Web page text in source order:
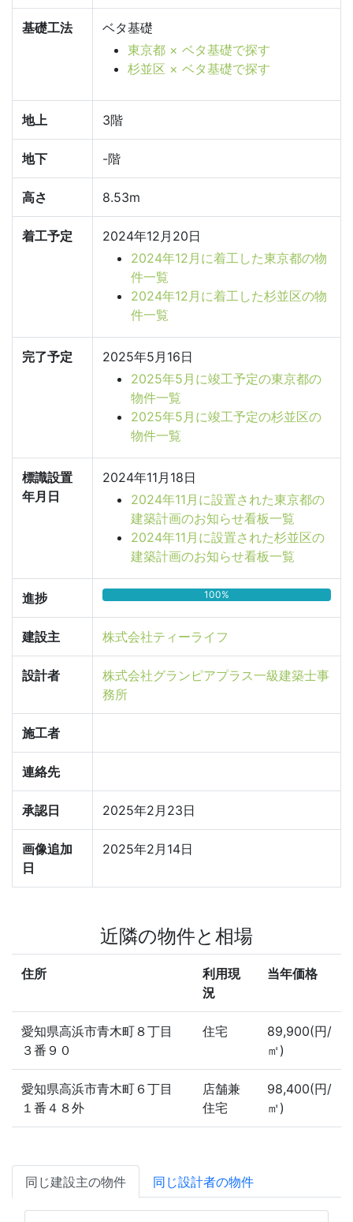
基礎工法
ベタ基礎
東京都 × ベタ基礎で探す
杉並区 × ベタ基礎で探す
地上 3階
地下 -階
高さ 8.53m
着工予定
2024年12月20日
2024年12月に着工した東京都の物
件一覧
2024年12月に着工した杉並区の物
件一覧
完了予定
2025年5月16日
2025年5月に竣工予定の東京都の
物件一覧
2025年5月に竣工予定の杉並区の
物件一覧
標識設置
年月日
2024年11月18日
2024年11月に設置された東京都の
建築計画のお知らせ看板一覧
2024年11月に設置された杉並区の
建築計画のお知らせ看板一覧
進捗 100%
建設主 株式会社ティーライフ
設計者
株式会社グランピアプラス一級建築士事
務所
施工者
連絡先
承認日 2025年2月23日
画像追加
日
2025年2月14日
近隣の物件と相場
住所
利用現
況
当年価格
愛知県高浜市青木町８丁目
３番９０
住宅
89,900(円/
㎡)
愛知県高浜市青木町６丁目
１番４８外
店舗兼
住宅
98,400(円/
㎡)
同じ建設主の物件 同じ設計者の物件